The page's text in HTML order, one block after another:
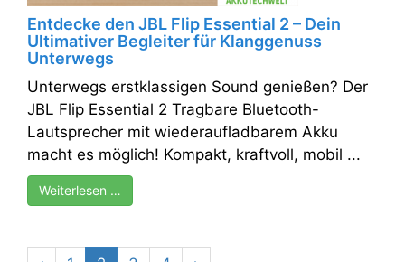
Entdecke den JBL Flip Essential 2 – Dein
Ultimativer Begleiter für Klanggenuss
Unterwegs
Unterwegs erstklassigen Sound genießen? Der
JBL Flip Essential 2 Tragbare Bluetooth-
Lautsprecher mit wiederaufladbarem Akku
macht es möglich! Kompakt, kraftvoll, mobil ...
Weiterlesen …